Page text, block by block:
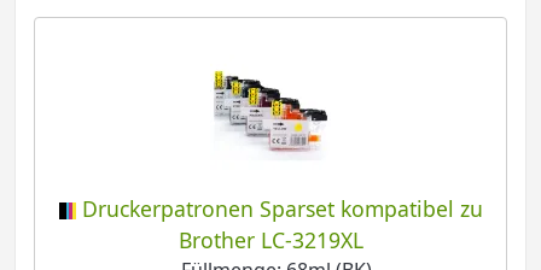
Druckerpatronen Sparset kompatibel zu
Brother LC-3219XL